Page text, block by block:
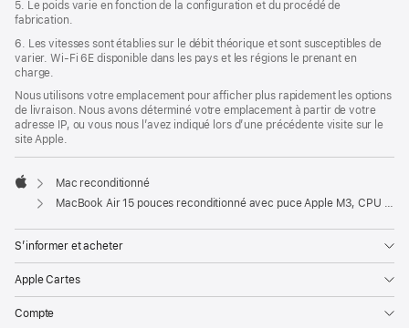
5. Le poids varie en fonction de la configuration et du procédé de
fabrication.
6. Les vitesses sont établies sur le débit théorique et sont susceptibles de
varier. Wi-Fi 6E disponible dans les pays et les régions le prenant en
charge.
Nous utilisons votre emplacement pour afficher plus rapidement les options
de livraison. Nous avons déterminé votre emplacement à partir de votre
adresse IP, ou vous nous l’avez indiqué lors d’une précédente visite sur le
site Apple.
Apple
Mac reconditionné
MacBook Air 15 pouces reconditionné avec puce Apple M3, CPU 8 cœurs et GPU 10 cœurs – Gris sidéral
S’informer et acheter
Apple Cartes
Compte